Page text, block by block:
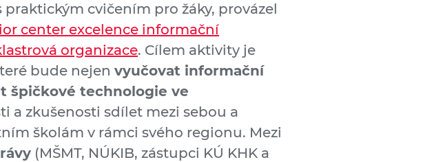
cvičením pro žáky, provázel
center excelence informační
organizace. Cílem aktivity je
bude nejen vyučovat informační
špičkové technologie ve
a zkušenosti sdílet mezi sebou a
školám v rámci svého regionu. Mezi
(MŠMT, NÚKIB, zástupci KÚ KHK a